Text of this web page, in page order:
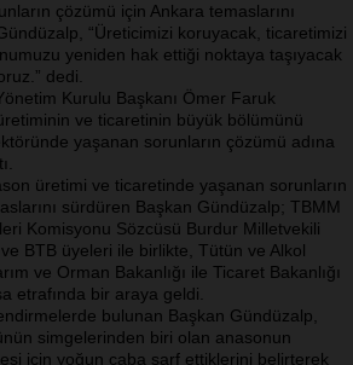
çözümü için Ankara temaslarını
“Üreticimizi koruyacak, ticaretimizi
yeniden hak ettiği noktaya taşıyacak
dedi.
Kurulu Başkanı Ömer Faruk
ve ticaretinin büyük bölümünü
yaşanan sorunların çözümü adına
üretimi ve ticaretinde yaşanan sorunların
sürdüren Başkan Gündüzalp; TBMM
Komisyonu Sözcüsü Burdur Milletvekili
BTB üyeleri ile birlikte, Tütün ve Alkol
ve Orman Bakanlığı ile Ticaret Bakanlığı
etrafında bir araya geldi.
bulunan Başkan Gündüzalp,
simgelerinden biri olan anasonun
için yoğun çaba sarf ettiklerini belirterek